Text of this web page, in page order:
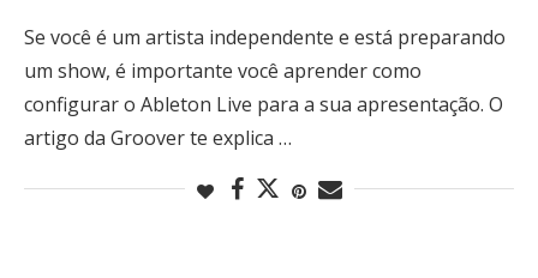
Se você é um artista independente e está preparando
um show, é importante você aprender como
configurar o Ableton Live para a sua apresentação. O
artigo da Groover te explica …